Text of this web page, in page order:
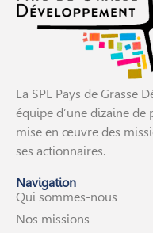
La SPL Pays de Grasse
équipe d’une dizaine
mise en œuvre des
ses actionnaires.
Navigation
Qui sommes-nous
Nos missions